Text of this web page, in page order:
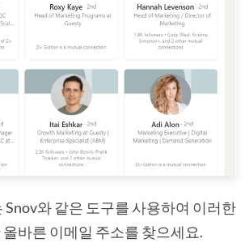
Snov와 같은 도구를 사용하여 이러한
바른 이메일 주소를 찾으세요.